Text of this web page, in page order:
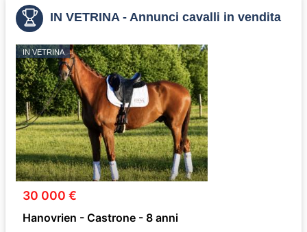
IN VETRINA - Annunci cavalli in vendita
IN VETRINA
30 000 €
Hanovrien - Castrone - 8 anni